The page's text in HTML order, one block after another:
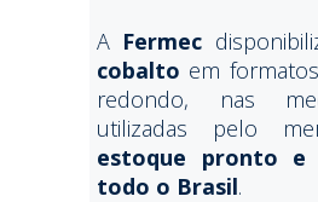
A Fermec
cobalto em
redondo, nas
utilizadas pelo
estoque pronto e
todo o Brasil.